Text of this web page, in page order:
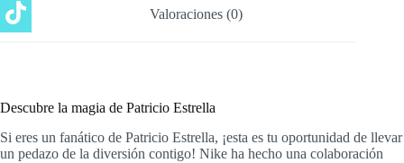
Valoraciones (0)
Descubre la magia de Patricio Estrella
Si eres un fanático de Patricio Estrella, ¡esta es tu oportunidad de llevar
un pedazo de la diversión contigo! Nike ha hecho una colaboración